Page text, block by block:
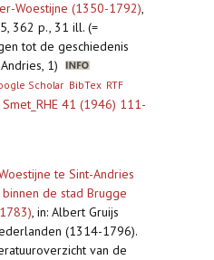
Woestijne (1350-1792),
362 p., 31 ill. (=
tot de geschiedenis
1)
Scholar BibTex RTF
41 (1946) 111-
te Sint-Andries
de stad Brugge
, in: Albert Gruijs
(1314-1796).
van de